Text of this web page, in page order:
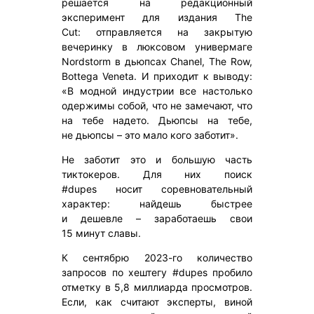
решается на редакционный
эксперимент для издания The
Cut: отправляется на закрытую
вечеринку в люксовом универмаге
Nordstorm в дьюпсах Chanel, The Row,
Bottega Veneta. И приходит к выводу:
«В модной индустрии все настолько
одержимы собой, что не замечают, что
на тебе надето. Дьюпсы на тебе,
не дьюпсы – это мало кого заботит».
Не заботит это и большую часть
тиктокеров. Для них поиск
#dupes носит соревновательный
характер: найдешь быстрее
и дешевле – заработаешь свои
15 минут славы.
К сентябрю 2023-го количество
запросов по хештегу #dupes пробило
отметку в 5,8 миллиарда просмотров.
Если, как считают эксперты, виной